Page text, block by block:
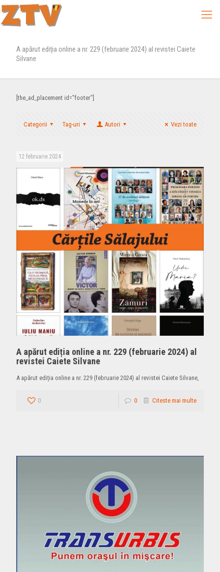
A apărut ediția online a nr. 229 (februarie 2024) al revistei Caiete
Silvane
[the_ad_placement id="footer"]
Categorii Tag-uri Autori Vezi toate
12 februarie 2024
A apărut ediția online a nr. 229 (februarie 2024) al
revistei Caiete Silvane
A apărut ediția online a nr. 229 (februarie 2024) al revistei Caiete Silvane,
0 0 Citeste mai multe